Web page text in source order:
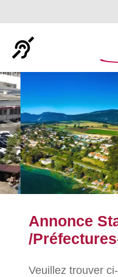
Annonce
/
Veuillez trouver